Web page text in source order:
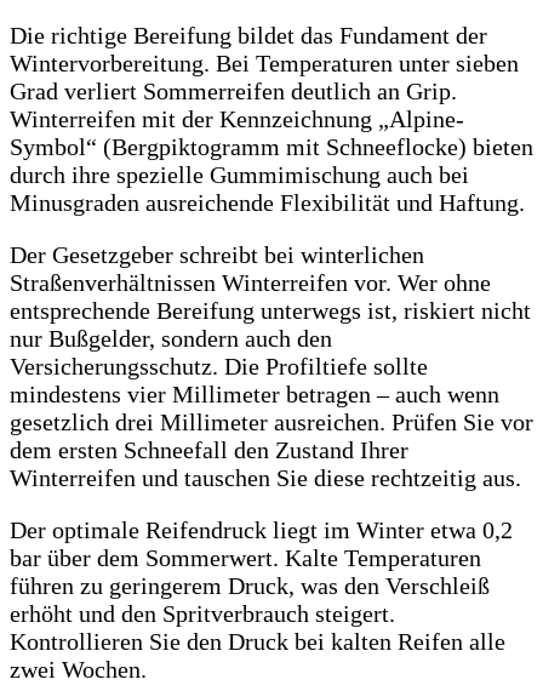
Die richtige Bereifung bildet das Fundament der
Wintervorbereitung. Bei Temperaturen unter sieben
Grad verliert Sommerreifen deutlich an Grip.
Winterreifen mit der Kennzeichnung „Alpine-
Symbol“ (Bergpiktogramm mit Schneeflocke) bieten
durch ihre spezielle Gummimischung auch bei
Minusgraden ausreichende Flexibilität und Haftung.
Der Gesetzgeber schreibt bei winterlichen
Straßenverhältnissen Winterreifen vor. Wer ohne
entsprechende Bereifung unterwegs ist, riskiert nicht
nur Bußgelder, sondern auch den
Versicherungsschutz. Die Profiltiefe sollte
mindestens vier Millimeter betragen – auch wenn
gesetzlich drei Millimeter ausreichen. Prüfen Sie vor
dem ersten Schneefall den Zustand Ihrer
Winterreifen und tauschen Sie diese rechtzeitig aus.
Der optimale Reifendruck liegt im Winter etwa 0,2
bar über dem Sommerwert. Kalte Temperaturen
führen zu geringerem Druck, was den Verschleiß
erhöht und den Spritverbrauch steigert.
Kontrollieren Sie den Druck bei kalten Reifen alle
zwei Wochen.